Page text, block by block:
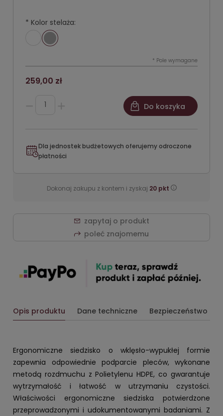
* Kolor stelaża:
* Pole wymagane
259,00 zł
Do koszyka
Dla jednostek budżetowych oferujemy odroczone
płatności
Dokonaj zakupu z kontem i zyskaj 20pkt
zapytaj o produkt
poleć znajomemu
Opis produktu Dane techniczne Bezpieczeństwo
Ergonomiczne siedzisko o wklęsło-wypukłej formie
zapewnia odpowiednie podparcie pleców, wykonane
metodą rozdmuchu z Polietylenu HDPE, co gwarantuje
wytrzymałość i łatwość w utrzymaniu czystości.
Właściwości ergonomiczne siedziska potwierdzone
przeprowadzonymi i udokumentowanymi badaniami. Z